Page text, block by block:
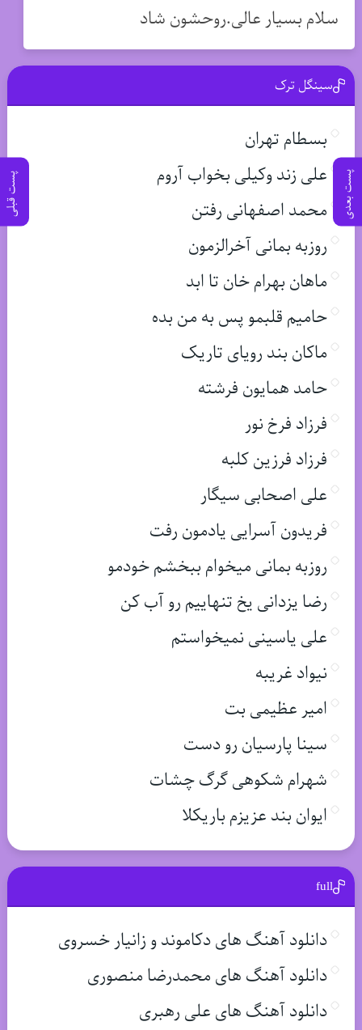
پست بعدی پست قبلی
سلام بسیار عالی.روحشون شاد
سینگل ترک
بسطام تهران
علی زند وکیلی بخواب آروم
محمد اصفهانی رفتن
روزبه بمانی آخرالزمون
ماهان بهرام خان تا ابد
حامیم قلبمو پس به من بده
ماکان بند رویای تاریک
حامد همایون فرشته
فرزاد فرخ نور
فرزاد فرزین کلبه
علی اصحابی سیگار
فریدون آسرایی یادمون رفت
روزبه بمانی میخوام ببخشم خودمو
رضا یزدانی یخ تنهاییم رو آب کن
علی یاسینی نمیخواستم
نیواد غریبه
امیر عظیمی بت
سینا پارسیان رو دست
شهرام شکوهی گرگ چشات
ایوان بند عزیزم باریکلا
full
دانلود آهنگ های دکاموند و زانیار خسروی
دانلود آهنگ های محمدرضا منصوری
دانلود آهنگ های علی رهبری